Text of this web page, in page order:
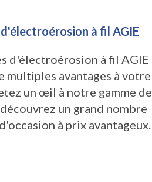
à fil AGIE
d'électroérosion à fil AGIE
multiples avantages à votre
un œil à notre gamme de
un grand nombre
à prix avantageux.